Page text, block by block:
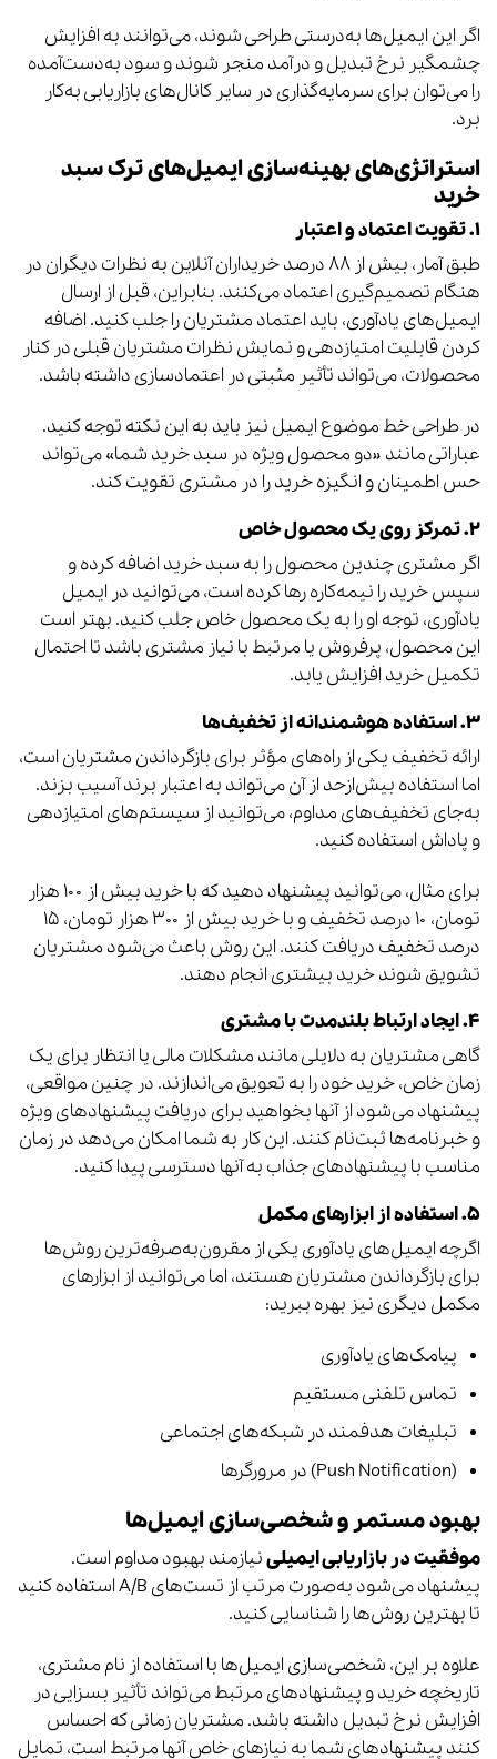
اگر این ایمیل‌ها به‌درستی طراحی شوند، می‌توانند به افزایش
چشمگیر نرخ تبدیل و درآمد منجر شوند و سود به‌دست‌آمده
را می‌توان برای سرمایه‌گذاری در سایر کانال‌های بازاریابی به‌کار
برد.
استراتژی‌های بهینه‌سازی ایمیل‌های ترک سبد
خرید
۱. تقویت اعتماد و اعتبار
طبق آمار، بیش از ۸۸ درصد خریداران آنلاین به نظرات دیگران در
هنگام تصمیم‌گیری اعتماد می‌کنند. بنابراین، قبل از ارسال
ایمیل‌های یادآوری، باید اعتماد مشتریان را جلب کنید. اضافه
کردن قابلیت امتیازدهی و نمایش نظرات مشتریان قبلی در کنار
محصولات، می‌تواند تأثیر مثبتی در اعتمادسازی داشته باشد.
در طراحی خط موضوع ایمیل نیز باید به این نکته توجه کنید.
عباراتی مانند «دو محصول ویژه در سبد خرید شما» می‌تواند
حس اطمینان و انگیزه خرید را در مشتری تقویت کند.
۲. تمرکز روی یک محصول خاص
اگر مشتری چندین محصول را به سبد خرید اضافه کرده و
سپس خرید را نیمه‌کاره رها کرده است، می‌توانید در ایمیل
یادآوری، توجه او را به یک محصول خاص جلب کنید. بهتر است
این محصول، پرفروش یا مرتبط با نیاز مشتری باشد تا احتمال
تکمیل خرید افزایش یابد.
۳. استفاده هوشمندانه از تخفیف‌ها
ارائه تخفیف یکی از راه‌های مؤثر برای بازگرداندن مشتریان است،
اما استفاده بیش‌ازحد از آن می‌تواند به اعتبار برند آسیب بزند.
به‌جای تخفیف‌های مداوم، می‌توانید از سیستم‌های امتیازدهی
و پاداش استفاده کنید.
برای مثال، می‌توانید پیشنهاد دهید که با خرید بیش از ۱۰۰ هزار
تومان، ۱۰ درصد تخفیف و با خرید بیش از ۳۰۰ هزار تومان، ۱۵
درصد تخفیف دریافت کنند. این روش باعث می‌شود مشتریان
تشویق شوند خرید بیشتری انجام دهند.
۴. ایجاد ارتباط بلندمدت با مشتری
گاهی مشتریان به دلایلی مانند مشکلات مالی یا انتظار برای یک
زمان خاص، خرید خود را به تعویق می‌اندازند. در چنین مواقعی،
پیشنهاد می‌شود از آنها بخواهید برای دریافت پیشنهادهای ویژه
و خبرنامه‌ها ثبت‌نام کنند. این کار به شما امکان می‌دهد در زمان
مناسب با پیشنهادهای جذاب به آنها دسترسی پیدا کنید.
۵. استفاده از ابزارهای مکمل
اگرچه ایمیل‌های یادآوری یکی از مقرون‌به‌صرفه‌ترین روش‌ها
برای بازگرداندن مشتریان هستند، اما می‌توانید از ابزارهای
مکمل دیگری نیز بهره ببرید:
پیامک‌های یادآوری
تماس تلفنی مستقیم
تبلیغات هدفمند در شبکه‌های اجتماعی
(Push Notification) در مرورگرها
بهبود مستمر و شخصی‌سازی ایمیل‌ها
موفقیت در بازاریابی ایمیلینیازمند بهبود مداوم است.
پیشنهاد می‌شود به‌صورت مرتب از تست‌های A/B استفاده کنید
تا بهترین روش‌ها را شناسایی کنید.
علاوه بر این، شخصی‌سازی ایمیل‌ها با استفاده از نام مشتری،
تاریخچه خرید و پیشنهادهای مرتبط می‌تواند تأثیر بسزایی در
افزایش نرخ تبدیل داشته باشد. مشتریان زمانی که احساس
کنند پیشنهادهای شما به نیازهای خاص آنها مرتبط است، تمایل